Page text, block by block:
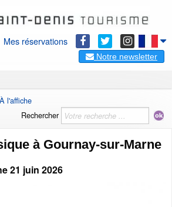
Mes réservations
Notre newsletter
À l'affiche
Rechercher
à Gournay-sur-Marne
21 juin 2026